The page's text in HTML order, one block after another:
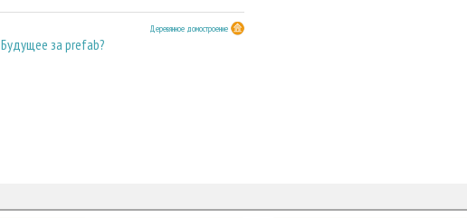
Деревянное домостроение
Будущее за prefab?